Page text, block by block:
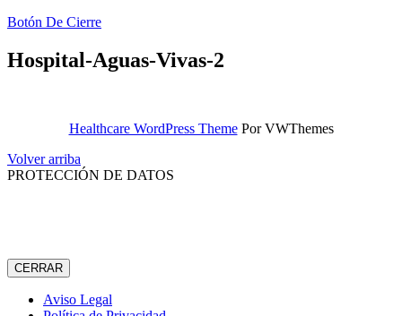
Botón De Cierre
Hospital-Aguas-Vivas-2
Healthcare WordPress ThemePor VWThemes
Volver arriba
PROTECCIÓN DE DATOS
CERRAR
Aviso Legal